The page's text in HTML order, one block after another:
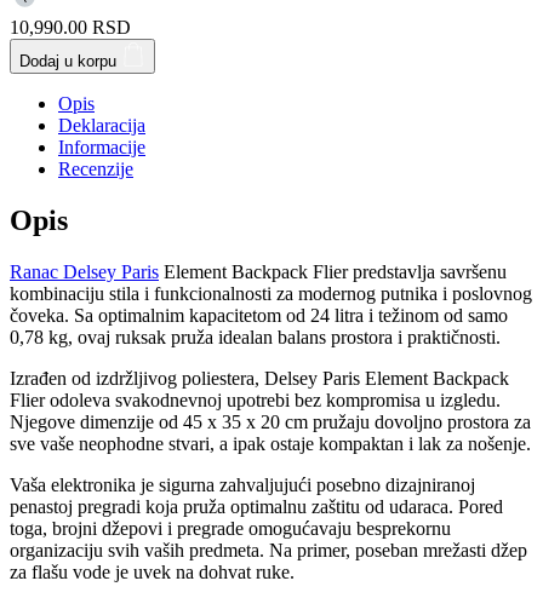
10,990.00 RSD
Dodaj u korpu
Opis
Deklaracija
Informacije
Recenzije
Opis
Ranac Delsey Paris Element Backpack Flier predstavlja savršenu
kombinaciju stila i funkcionalnosti za modernog putnika i poslovnog
čoveka. Sa optimalnim kapacitetom od 24 litra i težinom od samo
0,78 kg, ovaj ruksak pruža idealan balans prostora i praktičnosti.
Izrađen od izdržljivog poliestera, Delsey Paris Element Backpack
Flier odoleva svakodnevnoj upotrebi bez kompromisa u izgledu.
Njegove dimenzije od 45 x 35 x 20 cm pružaju dovoljno prostora za
sve vaše neophodne stvari, a ipak ostaje kompaktan i lak za nošenje.
Vaša elektronika je sigurna zahvaljujući posebno dizajniranoj
penastoj pregradi koja pruža optimalnu zaštitu od udaraca. Pored
toga, brojni džepovi i pregrade omogućavaju besprekornu
organizaciju svih vaših predmeta. Na primer, poseban mrežasti džep
za flašu vode je uvek na dohvat ruke.